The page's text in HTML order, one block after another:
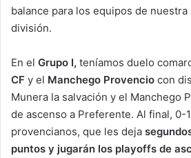
balance para los equipos de nuestra
división.
En el Grupo I, teníamos duelo
CF y el Manchego Provencio con
Munera la salvación y el Manchego
de ascenso a Preferente. Al final, 0-
provencianos, que les deja
puntos y jugarán los playoffs de